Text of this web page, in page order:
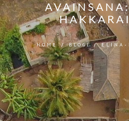
HOME/BLOGI/ELINA-